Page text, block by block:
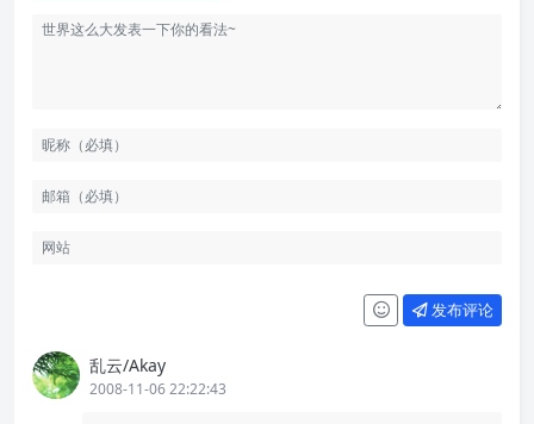
发布评论
乱云/Akay
2008-11-06 22:22:43